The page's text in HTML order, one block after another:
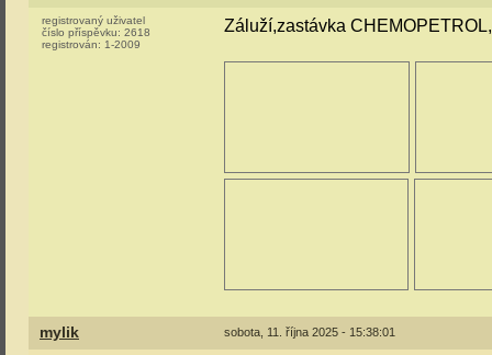
registrovaný uživatel
číslo příspěvku: 2618
registrován: 1-2009
Záluží,zastávka
mylik sobota, 11. října 2025 - 15:38:01